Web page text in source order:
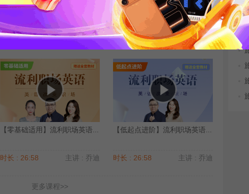
【中级】生活口语流利说（25...
时长 : 27:51 主讲 : 金格妃
英语高频6000词精析
时长 : 17:20 主讲 : 郭宁
【零基础适用】流利职场英语...
时长 : 26:58 主讲 : 乔迪
【低起点进阶】流利职场英语...
时长 : 26:58 主讲 : 乔迪
更多课程>>